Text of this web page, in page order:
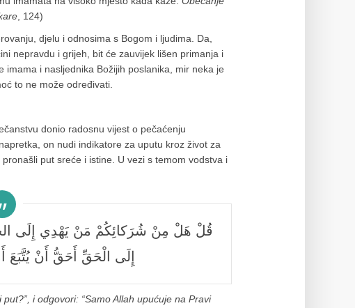
, 124)
djelu i odnosima s Bogom i ljudima. Da,
nepravdu i grijeh, bit će zauvijek lišen primanja i
i nasljednika Božijih poslanika, mir neka je
to ne može određivati.
donio radosnu vijest o pečaćenju
on nudi indikatore za uputu kroz život za
put sreće i istine. U vezi s temom vodstva i
إِلَى الْحَقِّ أَحَقُّ أَنْ يُتَّبَعَ
i odgovori: “Samo Allah upućuje na Pravi